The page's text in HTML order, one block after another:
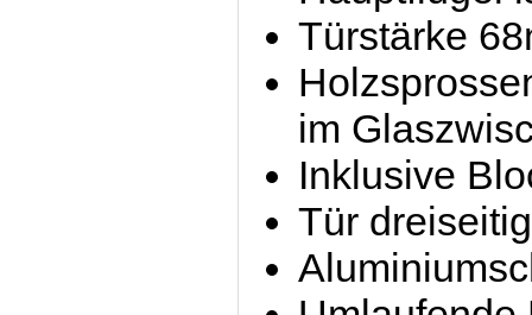
Türstärke
im
Inklusive
Tür